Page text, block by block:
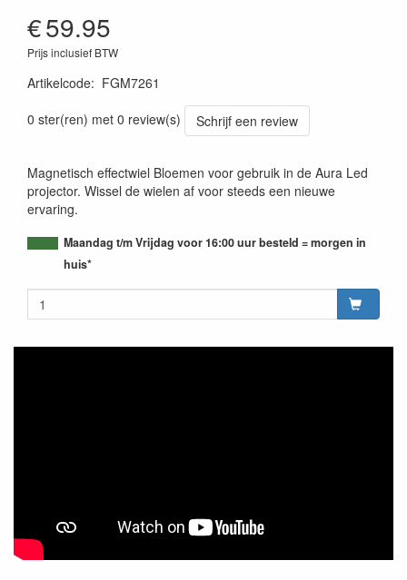
€59.95
Prijs inclusief BTW
Artikelcode: FGM7261
0 ster(ren) met 0 review(s)
Schrijf een review
Magnetisch effectwiel Bloemen voor gebruik in de Aura Led
projector. Wissel de wielen af voor steeds een nieuwe
ervaring.
Maandag t/m Vrijdag voor 16:00 uur besteld = morgen in
huis*